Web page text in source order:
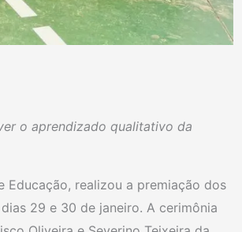
o aprendizado qualitativo da
Educação, realizou a premiação dos
29 e 30 de janeiro. A cerimônia